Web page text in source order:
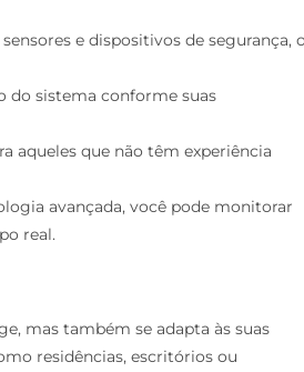
e dispositivos de segurança, o
do sistema conforme suas
aqueles que não têm experiência
avançada, você pode monitorar
real.
mas também se adapta às suas
residências, escritórios ou